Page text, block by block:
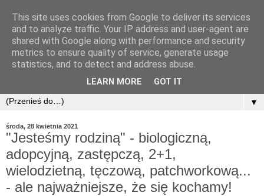
▼
środa, 28 kwietnia 2021
"Jesteśmy rodziną" - biologiczną,
adopcyjną, zastępczą, 2+1,
wielodzietną, tęczową, patchworkową...
- ale najważniejsze, że się kochamy!
This site uses cookies from Google to deliver its services
and to analyze traffic. Your IP address and user-agent are
shared with Google along with performance and security
metrics to ensure quality of service, generate usage
statistics, and to detect and address abuse.
LEARN MORE GOT IT